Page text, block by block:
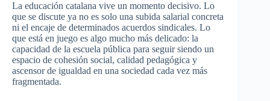
La educación catalana vive un momento decisivo. Lo
que se discute ya no es solo una subida salarial concreta
ni el encaje de determinados acuerdos sindicales. Lo
que está en juego es algo mucho más delicado: la
capacidad de la escuela pública para seguir siendo un
espacio de cohesión social, calidad pedagógica y
ascensor de igualdad en una sociedad cada vez más
fragmentada.